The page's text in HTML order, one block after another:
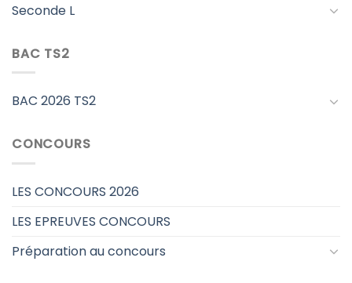
Seconde L
BAC TS2
BAC 2026 TS2
CONCOURS
LES CONCOURS 2026
LES EPREUVES CONCOURS
Préparation au concours